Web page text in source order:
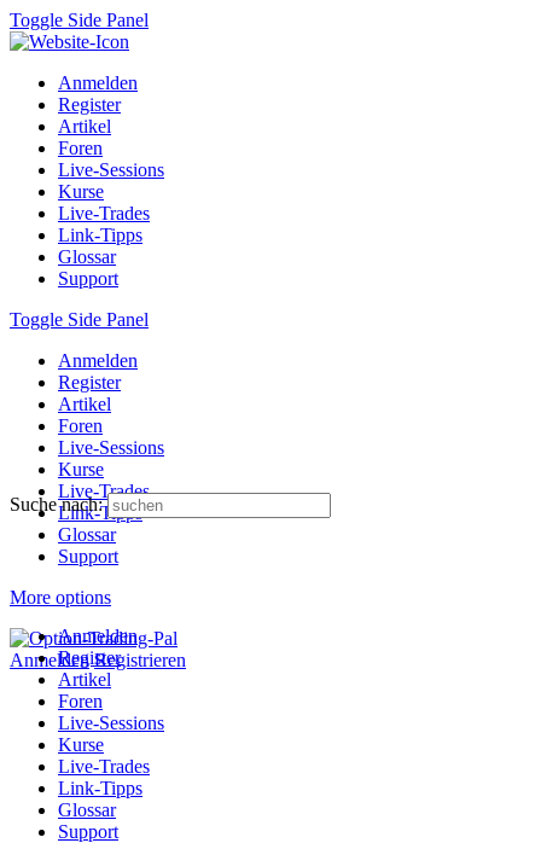
Toggle Side Panel
Anmelden
Register
Artikel
Foren
Live-Sessions
Kurse
Live-Trades
Link-Tipps
Glossar
Support
Toggle Side Panel
Anmelden
Register
Artikel
Foren
Live-Sessions
Kurse
Live-Trades
Link-Tipps
Glossar
Support
More options
Anmelden Registrieren
Suche nach:
Anmelden
Register
Artikel
Foren
Live-Sessions
Kurse
Live-Trades
Link-Tipps
Glossar
Support